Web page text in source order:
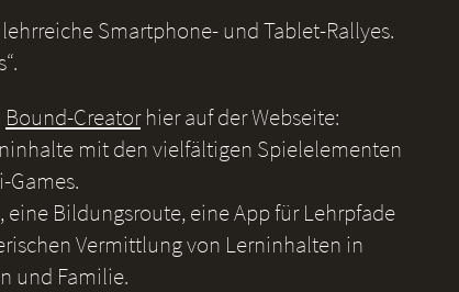
Smartphone- und Tablet-Rallyes.
Bound-Creatorhier auf der Webseite:
mit den vielfältigen Spielelementen
Games.
Bildungsroute, eine App für Lehrpfade
Vermittlung von Lerninhalten in
und Familie.